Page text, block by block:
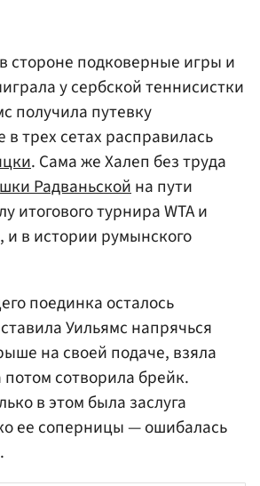
стороне подковерные игры и
у сербской теннисистки
получила путевку
в трех сетах расправилась
. Сама же Халеп без труда
Радваньскойна пути
итогового турнира WTA и
и в истории румынского
поединка осталось
Уильямс напрячься
на своей подаче, взяла
сотворила брейк.
в этом была заслуга
ее соперницы — ошибалась